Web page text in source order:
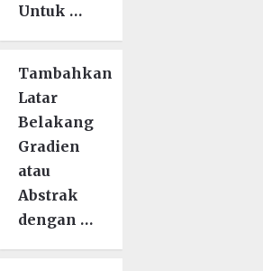
Untuk …
Tambahkan
Latar
Belakang
Gradien
atau
Abstrak
dengan …